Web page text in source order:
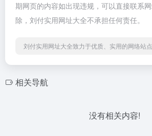
期网页的内容如出现违规，可以直接联系
除，刘付实用网址大全不承担任何责任。
刘付实用网址大全致力于优质、实用的网络站
相关导航
没有相关内容!